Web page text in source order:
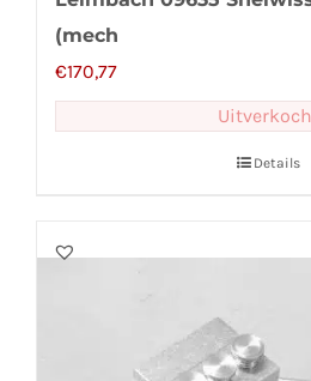
(mech
€170,77
Details